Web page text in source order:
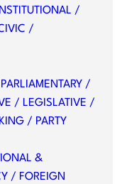
/
/
/
/ LEGISLATIVE /
/ PARTY
&
/ FOREIGN